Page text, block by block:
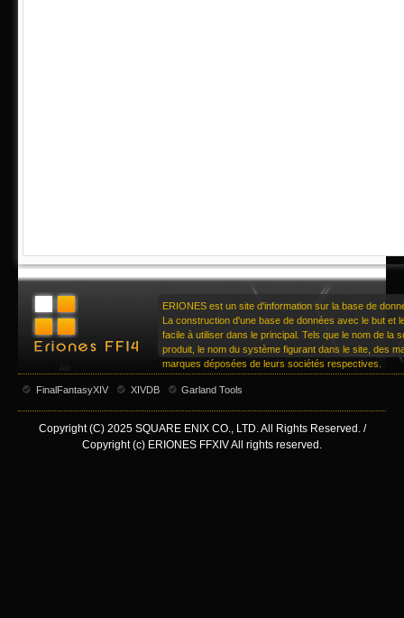
ERIONES est un site d'information sur la base de
La construction d'une base de données avec le but et
facile à utiliser dans le principal. Tels que le nom de la
produit, le nom du système figurant dans le site, des
marques déposées de leurs sociétés respectives.
FinalFantasyXIV XIVDB Garland Tools
Copyright (C) 2025 SQUARE ENIX CO., LTD. All Rights Reserved. /
Copyright (c) ERIONES FFXIV All rights reserved.